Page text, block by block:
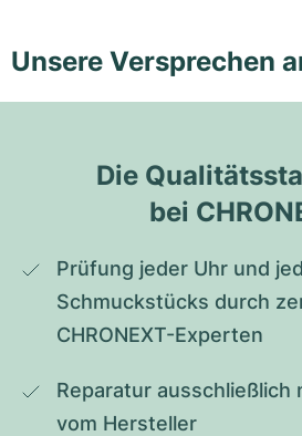
Unsere Versprechen
Die
bei
Prüfung jeder Uhr und
Schmuckstücks durch
CHRONEXT-Experten
Reparatur ausschließlich
vom Hersteller